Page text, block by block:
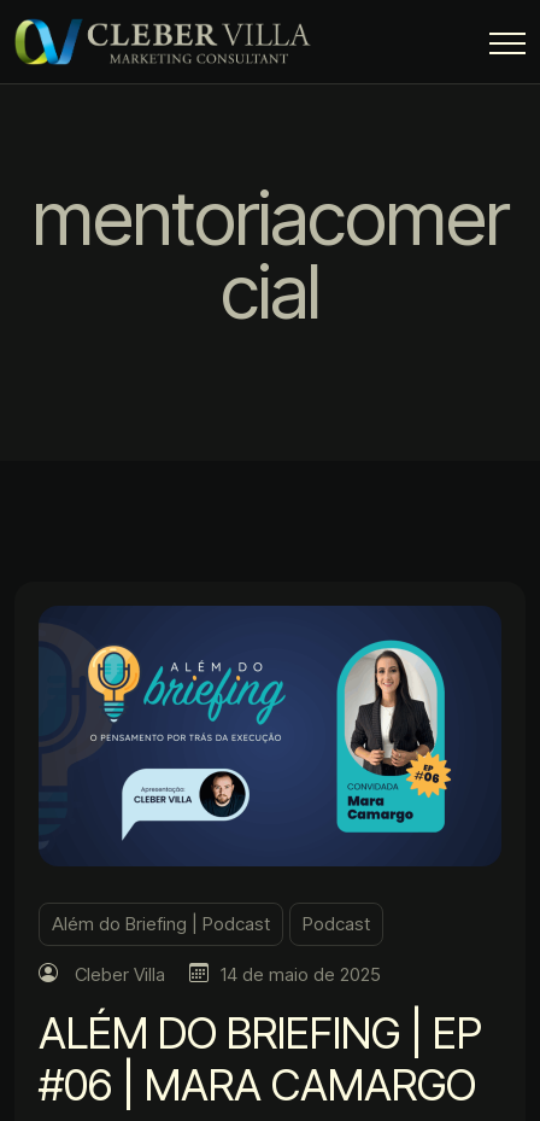
mentoriacomer
cial
Além do Briefing | Podcast Podcast
Cleber Villa 14 de maio de 2025
ALÉM DO BRIEFING | EP
#06 | MARA CAMARGO